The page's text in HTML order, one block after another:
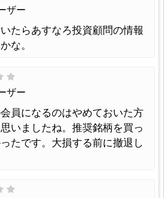
ザー
たらあすなろ投資顧問の情報
な。
ザー
員になるのはやめておいた方
いましたね。推奨銘柄を買っ
たです。大損する前に撤退し